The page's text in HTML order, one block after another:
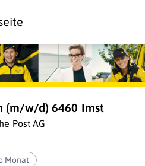
(m/w/d) 6460 Imst
Post AG
Monat